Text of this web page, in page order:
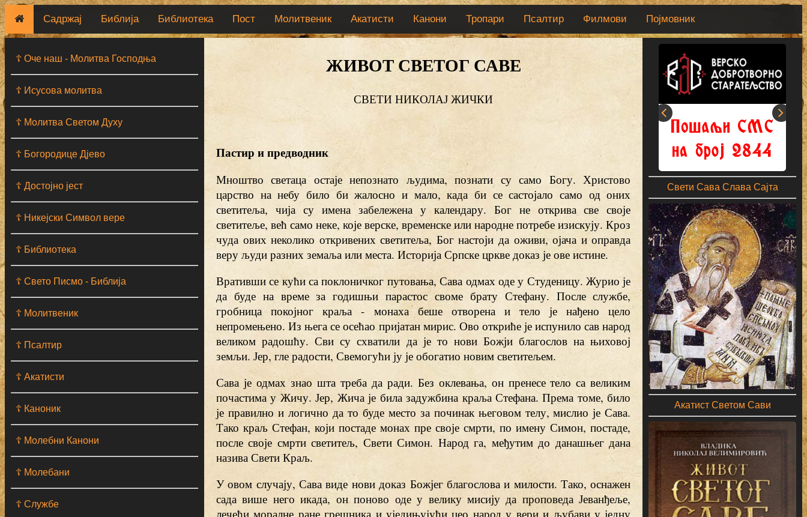
Садржај Библија Библиотека Пост Молитвеник Акатисти Канони Тропари Псалтир Филмови Појмовник
☦ Оче наш - Moлитва Господња
☦ Исусова молитва
☦ Молитва Светом Духу
☦ Богородице Дјево
☦ Достојно јест
☦ Никејски Символ вере
☦ Библиотека
☦ Свето Писмо - Библија
☦ Молитвеник
☦ Псалтир
☦ Акатисти
☦ Каноник
☦ Молебни Канони
☦ Молебани
☦ Службе
ЖИВОТ СВЕТОГ САВЕ
СВЕТИ НИКОЛАЈ ЖИЧКИ
Пастир и предводник
Мноштво светаца остаје непознато људима, познати су само Богу. Христово
царство на небу било би жалосно и мало, када би се састојало само од оних
светитеља, чија су имена забележена у календару. Бог не открива све своје
светитеље, већ само неке, које верске, временске или народне потребе изискују. Кроз
чуда ових неколико откривених светитеља, Бог настоји да оживи, ојача и оправда
веру људи разних земаља или места. Историја Српске цркве доказ је ове истине.
Вративши се кући са поклоничког путовања, Сава одмах оде у Студеницу. Журио је
да буде на време за годишњи парастос своме брату Стефану. После службе,
гробница покојног краља - монаха беше отворена и тело је нађено цело
непромењено. Из њега се осећао пријатан мирис. Ово откриће је испунило сав народ
великом радошћу. Сви су схватили да је то нови Божји благослов на њиховој
земљи. Јер, гле радости, Свемогући ју је обогатио новим светитељем.
Сава је одмах знао шта треба да ради. Без оклевања, он пренесе тело са великим
почастима у Жичу. Јер, Жича је била задужбина краља Стефана. Према томе, било
је правилно и логично да то буде место за починак његовом телу, мислио је Сава.
Тако краљ Стефан, који постаде монах пре своје смрти, по имену Симон, постаде,
после своје смрти светитељ, Свети Симон. Народ га, међутим до данашњег дана
назива Свети Краљ.
У овом случају, Сава виде нови доказ Божјег благослова и милости. Тако, оснажен
сада више него икада, он поново оде у велику мисију да проповеда Јеванђеље,
лечећи моралне ране грешника и уједињујући цео народ у вери и љубави у једну
Свети Сава Слава Сајта
Акатист Светом Сави